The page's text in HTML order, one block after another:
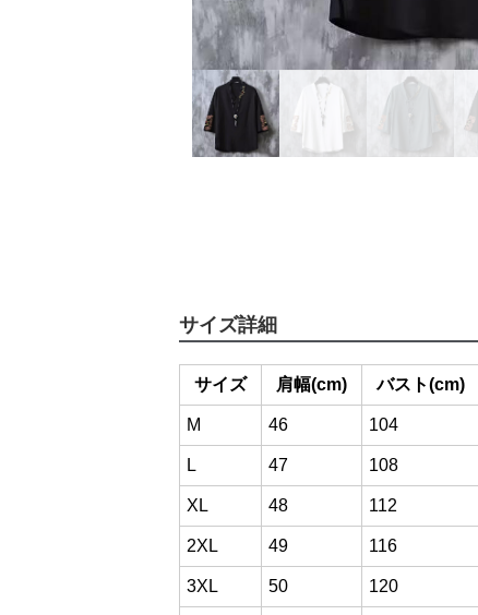
サイズ詳細
サイズ 肩幅(cm) バスト(cm)
M 46 104
L 47 108
XL 48 112
2XL 49 116
3XL 50 120